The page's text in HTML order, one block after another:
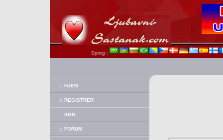
Sprog :
:: HJEM
:: REGISTRER
:: SØG
:: FORUM